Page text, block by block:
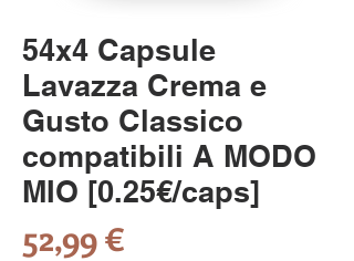
54x4 Capsule
Lavazza Crema e
Gusto Classico
compatibili A MODO
MIO [0.25€/caps]
52,99 €